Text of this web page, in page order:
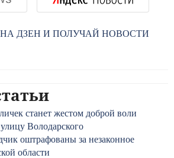
ДЗЕН И ПОЛУЧАЙ НОВОСТИ
станет жестом доброй воли
Володарского
оштрафованы за незаконное
области